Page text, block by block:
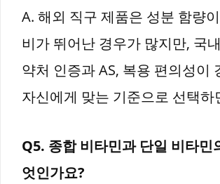
A. 해외 직구 제품은 성분 함량
비가 뛰어난 경우가 많지만, 국
약처 인증과 AS, 복용 편의성이
자신에게 맞는 기준으로 선택하
Q5. 종합 비타민과 단일 비타민
엇인가요?